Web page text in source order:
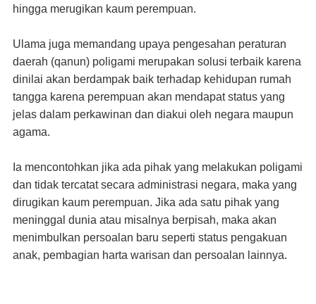
hingga merugikan kaum perempuan.
Ulama juga memandang upaya pengesahan peraturan
daerah (qanun) poligami merupakan solusi terbaik karena
dinilai akan berdampak baik terhadap kehidupan rumah
tangga karena perempuan akan mendapat status yang
jelas dalam perkawinan dan diakui oleh negara maupun
agama.
Ia mencontohkan jika ada pihak yang melakukan poligami
dan tidak tercatat secara administrasi negara, maka yang
dirugikan kaum perempuan. Jika ada satu pihak yang
meninggal dunia atau misalnya berpisah, maka akan
menimbulkan persoalan baru seperti status pengakuan
anak, pembagian harta warisan dan persoalan lainnya.